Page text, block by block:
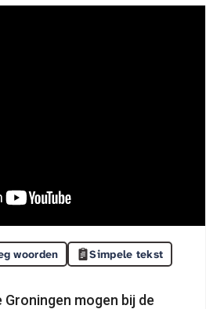
woorden Simpele tekst
Groningen mogen bij de